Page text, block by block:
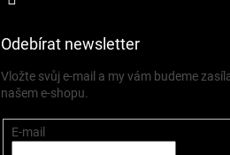
Odebírat newsletter
Vložte svůj e-mail a my vám budeme
našem e-shopu.
E-mail